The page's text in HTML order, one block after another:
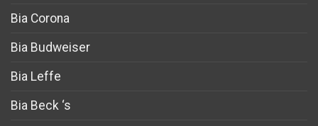
Bia Corona
Bia Budweiser
Bia Leffe
Bia Beck ‘s